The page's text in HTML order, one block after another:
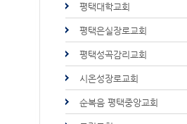
평택대학교회
평택은실장로교회
평택성곡감리교회
시온성장로교회
순복음 평택중앙교회